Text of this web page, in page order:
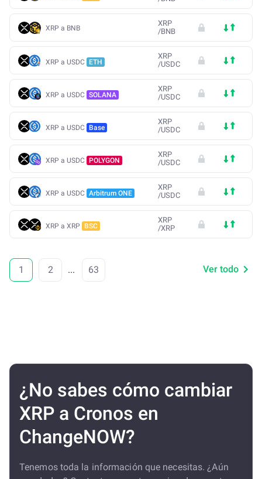
XRP a BNB
XRP
/BNB
XRP a USDC ETH
XRP
/USDC
XRP a USDC SOLANA
XRP
/USDC
XRP a USDC Base
XRP
/USDC
XRP a USDC POLYGON
XRP
/USDC
XRP a USDC Arbitrum ONE
XRP
/USDC
XRP a XRP BSC
XRP
/XRP
1 2 ... 63 Ver todo
¿No sabes cómo cambiar
XRP a Cronos en
ChangeNOW?
Tenemos toda la información que necesitas. ¿Aún